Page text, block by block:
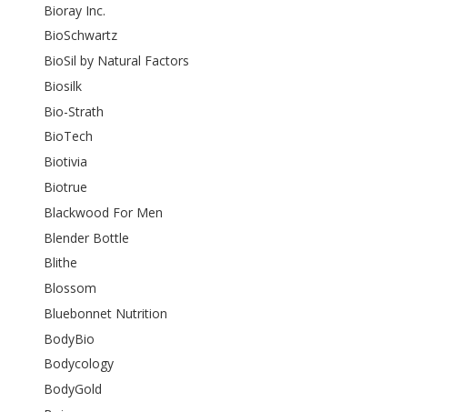
Bioray Inc.
BioSchwartz
BioSil by Natural Factors
Biosilk
Bio-Strath
BioTech
Biotivia
Biotrue
Blackwood For Men
Blender Bottle
Blithe
Blossom
Bluebonnet Nutrition
BodyBio
Bodycology
BodyGold